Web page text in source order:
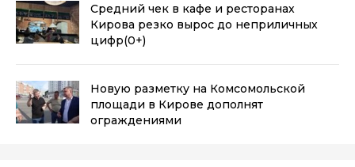
Средний чек в кафе и ресторанах
Кирова резко вырос до неприличных
цифр(0+)
Новую разметку на Комсомольской
площади в Кирове дополнят
ограждениями